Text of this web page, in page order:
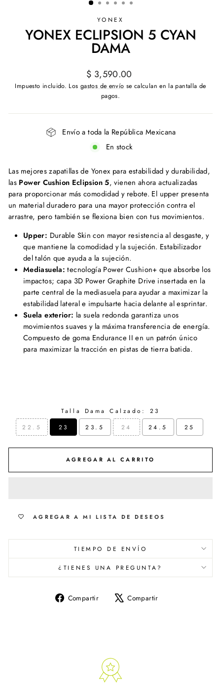
YONEX
YONEX ECLIPSION 5 CYAN
DAMA
Precio
habitual
$ 3,590.00
Impuesto incluido. Los gastos de envío se calculan en la pantalla de
pagos.
Envío a toda la República Mexicana
En stock
Las mejores zapatillas de Yonex para estabilidad y durabilidad,
las Power Cushion Eclipsion 5, vienen ahora actualizadas
para proporcionar más comodidad y rebote. El upper presenta
un material duradero para una mayor protección contra el
arrastre, pero también se flexiona bien con tus movimientos.
Upper: Durable Skin con mayor resistencia al desgaste, y
que mantiene la comodidad y la sujeción. Estabilizador
del talón que ayuda a la sujeción.
Mediasuela: tecnología Power Cushion+ que absorbe los
impactos; capa 3D Power Graphite Drive insertada en la
parte central de la mediasuela para ayudar a maximizar la
estabilidad lateral e impulsarte hacia delante al esprintar.
Suela exterior: la suela redonda garantiza unos
movimientos suaves y la máxima transferencia de energía.
Compuesto de goma Endurance II en un patrón único
para maximizar la tracción en pistas de tierra batida.
Talla Dama Calzado:
23
22.5
23 23.5 24 24.5 25
AGREGAR AL CARRITO
AGREGAR A MI LISTA DE DESEOS
TIEMPO DE ENVÍO
¿TIENES UNA PREGUNTA?
Compartir
CompartirCompartir